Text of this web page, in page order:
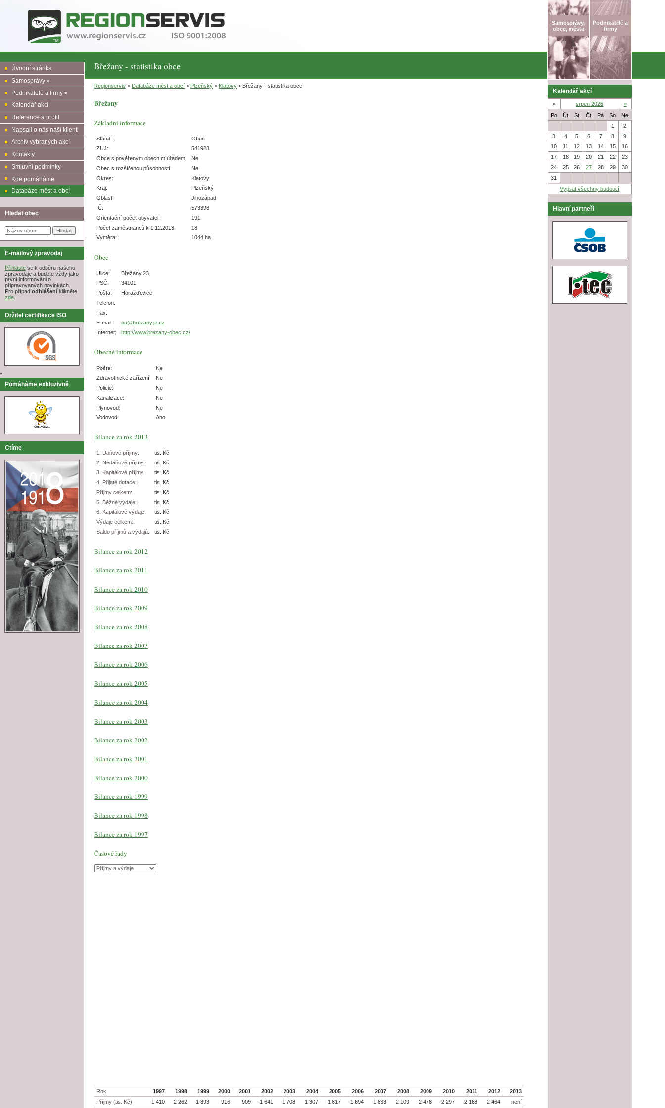
Samosprávy,
obce, města
Podnikatelé a
firmy
Břežany - statistika obce
Úvodní stránka
Samosprávy »
Podnikatelé a firmy »
Kalendář akcí
Reference a profil
Napsali o nás naši klienti
Archiv vybraných akcí
Kontakty
Smluvní podmínky
Kde pomáháme
Databáze měst a obcí
Hledat obec
E-mailový zpravodaj
Přihlaste se k odběru našeho
zpravodaje a budete vždy jako
první informováni o
připravovaných novinkách.
Pro případ odhlášení klikněte
zde.
Držitel certifikace ISO
^
Pomáháme exkluzivně
Ctíme
Kalendář akcí
« srpen 2026
»
Po
Út St Čt Pá So
Ne
1
2
3
4 5 6 7 8
9
10
11 12 13 14 15
16
17
18 19 20 21 22
23
24
25 26 27 28 29
30
31
Vypsat všechny budoucí
Hlavní partneři
Regionservis > Databáze měst a obcí > Plzeňský > Klatovy > Břežany - statistika obce
Břežany
Základní informace
Statut:
Obec
ZUJ:
541923
Obce s pověřeným obecním úřadem:
Ne
Obec s rozšířenou působností:
Ne
Okres:
Klatovy
Kraj:
Plzeňský
Oblast:
Jihozápad
IČ:
573396
Orientační počet obyvatel:
191
Počet zaměstnanců k 1.12.2013:
18
Výměra:
1044 ha
Obec
Ulice:
Břežany 23
PSČ:
34101
Pošta:
Horažďovice
Telefon:
Fax:
E-mail:
ou@brezany.jz.cz
Internet:
http://www.brezany-obec.cz/
Obecné informace
Pošta:
Ne
Zdravotnické zařízení:
Ne
Policie:
Ne
Kanalizace:
Ne
Plynovod:
Ne
Vodovod:
Ano
Bilance za rok 2013
1. Daňové příjmy:
tis. Kč
2. Nedaňové příjmy:
tis. Kč
3. Kapitálové příjmy:
tis. Kč
4. Přijaté dotace:
tis. Kč
Příjmy celkem:
tis. Kč
5. Běžné výdaje:
tis. Kč
6. Kapitálové výdaje:
tis. Kč
Výdaje celkem:
tis. Kč
Saldo příjmů a výdajů:
tis. Kč
Bilance za rok 2012
Bilance za rok 2011
Bilance za rok 2010
Bilance za rok 2009
Bilance za rok 2008
Bilance za rok 2007
Bilance za rok 2006
Bilance za rok 2005
Bilance za rok 2004
Bilance za rok 2003
Bilance za rok 2002
Bilance za rok 2001
Bilance za rok 2000
Bilance za rok 1999
Bilance za rok 1998
Bilance za rok 1997
Časové řady
Rok 1997 1998 1999 2000 2001 2002 2003 2004 2005 2006 2007 2008 2009 2010 2011 2012
2013
Příjmy (tis. Kč)
1 410 2 262 1 893 916 909 1 641 1 708 1 307 1 617 1 694 1 833 2 109 2 478 2 297 2 168 2 464 není